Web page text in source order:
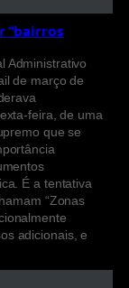
“bairros
Administrativo
de março de
feira, de uma
que se
É a tentativa
“Zonas
adicionais, e